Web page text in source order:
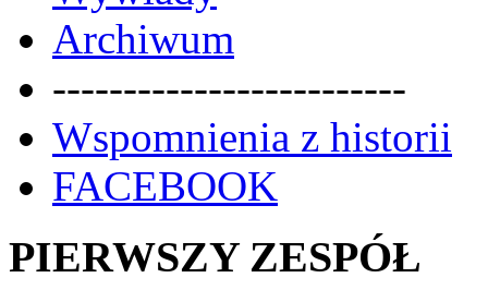
Archiwum
-------------------------
Wspomnienia z historii
FACEBOOK
PIERWSZY ZESPÓŁ